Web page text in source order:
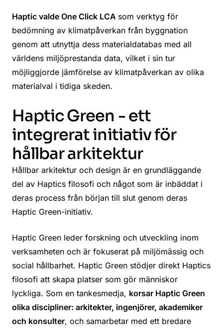
Haptic valde One Click LCA som verktyg för
bedömning av klimatpåverkan från byggnation
genom att utnyttja dess materialdatabas med all
världens miljöprestanda data, vilket i sin tur
möjliggjorde jämförelse av klimatpåverkan av olika
materialval i tidiga skeden.
Haptic Green - ett
integrerat initiativ för
hållbar arkitektur
Hållbar arkitektur och design är en grundläggande
del av Haptics filosofi och något som är inbäddat i
deras process från början till slut genom deras
Haptic Green-initiativ.
Haptic Green leder forskning och utveckling inom
verksamheten och är fokuserat på miljömässig och
social hållbarhet. Haptic Green stödjer direkt Haptics
filosofi att skapa platser som gör människor
lyckliga. Som en tankesmedja, korsar Haptic Green
olika discipliner: arkitekter, ingenjörer, akademiker
och konsulter, och samarbetar med ett bredare